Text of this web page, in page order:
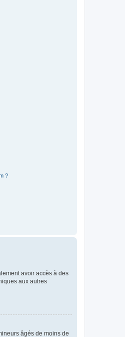
?
avoir accès à des
aux autres
âgés de moins de